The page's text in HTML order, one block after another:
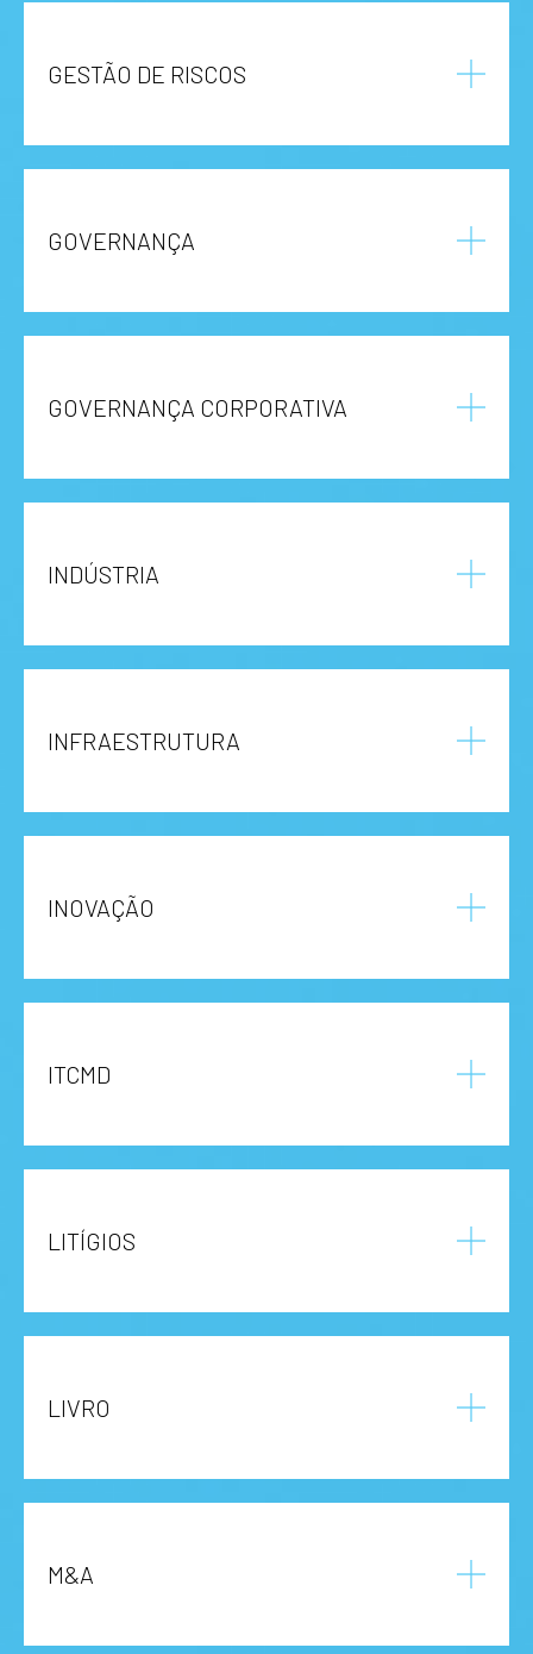
GESTÃO DE RISCOS
GOVERNANÇA
GOVERNANÇA CORPORATIVA
INDÚSTRIA
INFRAESTRUTURA
INOVAÇÃO
ITCMD
LITÍGIOS
LIVRO
M&A